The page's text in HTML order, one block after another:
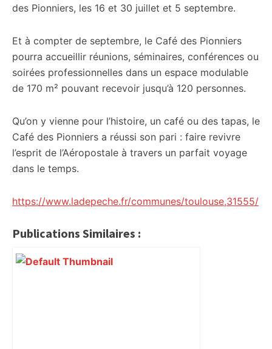
des Pionniers, les 16 et 30 juillet et 5 septembre.
Et à compter de septembre, le Café des Pionniers
pourra accueillir réunions, séminaires, conférences ou
soirées professionnelles dans un espace modulable
de 170 m² pouvant recevoir jusqu’à 120 personnes.
Qu’on y vienne pour l’histoire, un café ou des tapas, le
Café des Pionniers a réussi son pari : faire revivre
l’esprit de l’Aéropostale à travers un parfait voyage
dans le temps.
https://www.ladepeche.fr/communes/toulouse,31555/
Publications Similaires :